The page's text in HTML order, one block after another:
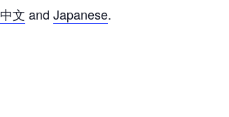
中文 and Japanese.